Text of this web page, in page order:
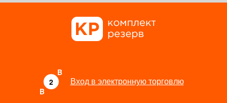
B
2
B
Вход в электронную торговлю